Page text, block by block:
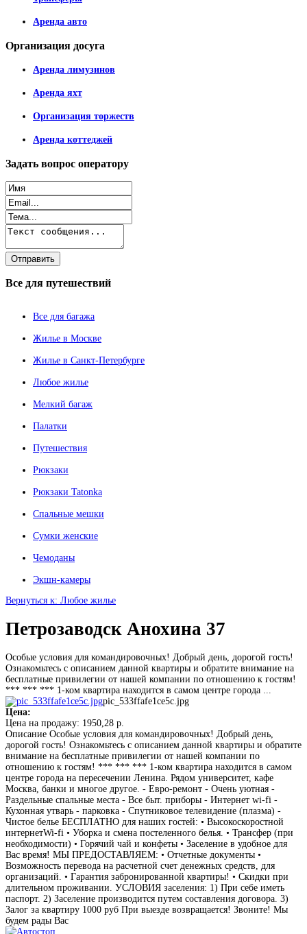
Аренда авто
Организация досуга
Аренда лимузинов
Аренда яхт
Организация торжеств
Аренда коттеджей
Задать вопрос оператору
Все для путешествий
Все для багажа
Жилье в Москве
Жилье в Санкт-Петербурге
Любое жилье
Мелкий багаж
Палатки
Путешествия
Рюкзаки
Рюкзаки Tatonka
Спальные мешки
Сумки женские
Чемоданы
Экшн-камеры
Вернуться к: Любое жилье
Петрозаводск Анохина 37
Особые условия для командировочных! Добрый день, дорогой гость!
Ознакомьтесь с описанием данной квартиры и обратите внимание на
бесплатные привилегии от нашей компании по отношению к гостям!
*** *** *** 1-ком квартира находится в самом центре города ...
pic_533ffafe1ce5c.jpg
Цена:
Цена на продажу: 1950,28 р.
Описание Особые условия для командировочных! Добрый день,
дорогой гость! Ознакомьтесь с описанием данной квартиры и обратите
внимание на бесплатные привилегии от нашей компании по
отношению к гостям! *** *** *** 1-ком квартира находится в самом
центре города на пересечении Ленина. Рядом университет, кафе
Москва, банки и многое другое. - Евро-ремонт - Очень уютная -
Раздельные спальные места - Все быт. приборы - Интернет wi-fi -
Кухонная утварь - парковка - Спутниковое телевидение (плазма) -
Чистое белье БЕСПЛАТНО для наших гостей: • Высокоскоростной
интернетWi-fi • Уборка и смена постеленного белья. • Трансфер (при
необходимости) • Горячий чай и конфеты • Заселение в удобное для
Вас время! МЫ ПРЕДОСТАВЛЯЕМ: • Отчетные документы •
Возможность перевода на расчетной счет денежных средств, для
организаций. • Гарантия забронированной квартиры! • Скидки при
длительном проживании. УСЛОВИЯ заселения: 1) При себе иметь
паспорт. 2) Заселение производится путем составления договора. 3)
Залог за квартиру 1000 руб При выезде возвращается! Звоните! Мы
будем рады Вас